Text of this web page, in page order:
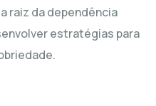
raiz da dependência
estratégias para